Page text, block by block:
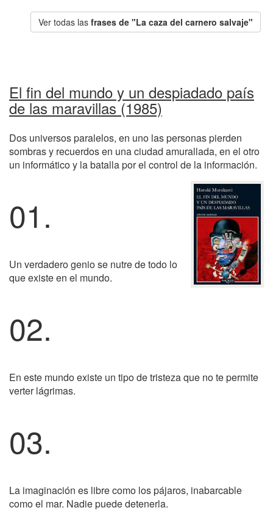
Ver todas las frases de "La caza del carnero salvaje"
El fin del mundo y un despiadado país
de las maravillas (1985)
Dos universos paralelos, en uno las personas pierden
sombras y recuerdos en una ciudad amurallada, en el otro
un informático y la batalla por el control de la información.
01.
Un verdadero genio se nutre de todo lo
que existe en el mundo.
02.
En este mundo existe un tipo de tristeza que no te permite
verter lágrimas.
03.
La imaginación es libre como los pájaros, inabarcable
como el mar. Nadie puede detenerla.